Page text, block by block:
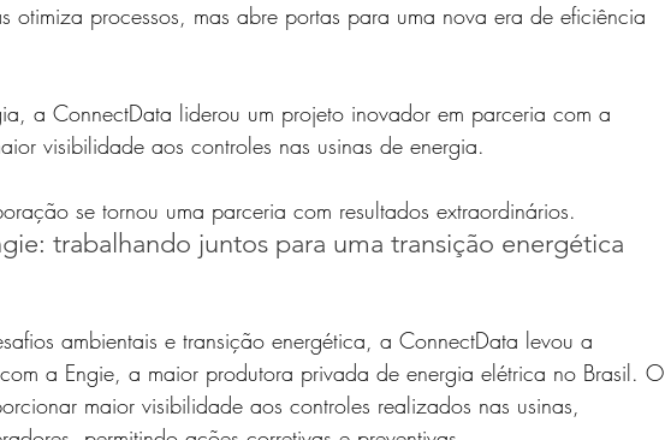
otimiza processos, mas abre portas para uma nova era de eficiência
a ConnectData liderou um projeto inovador em parceria com a
visibilidade aos controles nas usinas de energia.
se tornou uma parceria com resultados extraordinários.
trabalhando juntos para uma transição energética
ambientais e transição energética, a ConnectData levou a
a Engie, a maior produtora privada de energia elétrica no Brasil. O
maior visibilidade aos controles realizados nas usinas,